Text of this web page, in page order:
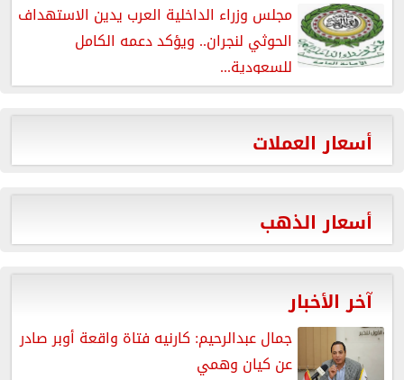
مجلس وزراء الداخلية العرب يدين الاستهداف
الحوثي لنجران.. ويؤكد دعمه الكامل
للسعودية...
أسعار العملات
أسعار الذهب
آخر الأخبار
جمال عبدالرحيم: كارنيه فتاة واقعة أوبر صادر
عن كيان وهمي